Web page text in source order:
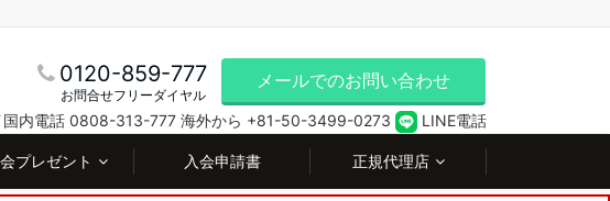
0120-859-777
お問合せフリーダイヤル
メールでのお問い合わせ
国内電話 0808-313-777 海外から +81-50-3499-0273 LINE電話
プレゼント 入会申請書 正規代理店